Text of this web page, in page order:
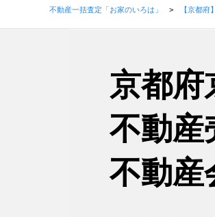
不動産一括査定「お家のいろは」 【京都府】
京都府
不動産
不動産